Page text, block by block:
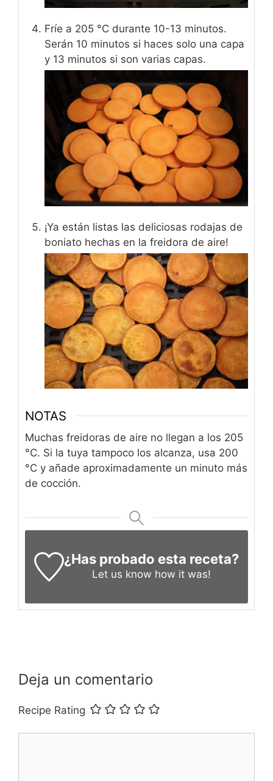
Fríe a 205 °C durante 10-13 minutos.
Serán 10 minutos si haces solo una capa
y 13 minutos si son varias capas.
¡Ya están listas las deliciosas rodajas de
boniato hechas en la freidora de aire!
NOTAS
Muchas freidoras de aire no llegan a los 205
°C. Si la tuya tampoco los alcanza, usa 200
°C y añade aproximadamente un minuto más
de cocción.
¿Has probado esta receta?
Let us know how it was!
Deja un comentario
Recipe Rating